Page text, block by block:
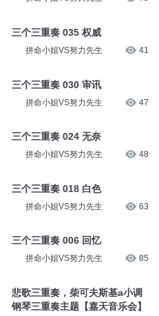
三个三重奏 035 权威
拼命小姐VS努力先生 41
三个三重奏 030 审讯
拼命小姐VS努力先生 47
三个三重奏 024 无奈
拼命小姐VS努力先生 48
三个三重奏 018 白色
拼命小姐VS努力先生 63
三个三重奏 006 回忆
拼命小姐VS努力先生 85
悲歌三重奏，柴可夫斯基a小调
钢琴三重奏主题【嘉天音乐会】